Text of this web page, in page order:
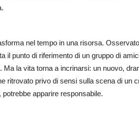
nel tempo in una risorsa.
il punto di riferimento di un gruppo di
Ma la vita torna a incrinarsi: un nuovo,
ritrovato privo di sensi sulla scena di un
apparire responsabile.